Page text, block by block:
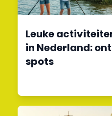
Leuke
in Nederland:
spots